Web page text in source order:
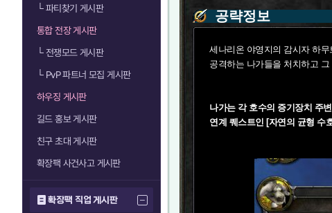
└파티찾기 게시판
통합 전장 게시판
└전쟁모드 게시판
└PvP 파트너 모집 게시판
하우징 게시판
길드 홍보 게시판
친구 초대 게시판
확장팩 사건사고 게시판
확장팩 직업 게시판
공략정보
세나리온 야영지의 감시자 하
공격하는 나가들을 처치하고
나가는 각 호수의 증기장치 주
연계 퀘스트인 [자연의 균형 수